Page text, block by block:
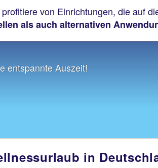
von Einrichtungen, die auf
als auch alternativen
entspannte Auszeit!
in